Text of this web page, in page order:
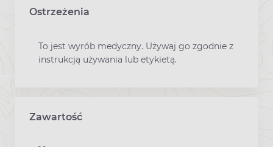
Ostrzeżenia
To jest wyrób medyczny. Używaj go zgodnie z
instrukcją używania lub etykietą.
Zawartość